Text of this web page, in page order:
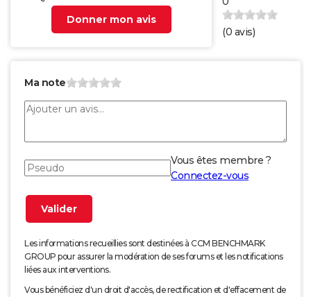
Donner mon avis
(0 avis)
Ma note
Vous êtes membre ?
Connectez-vous
Les informations recueillies sont destinées à CCM BENCHMARK
GROUP pour assurer la modération de ses forums et les notifications
liées aux interventions.
Vous bénéficiez d'un droit d'accès, de rectification et d'effacement de